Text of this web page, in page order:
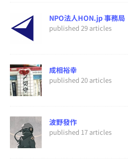
NPO法人HON.jp 事務局
published 29 articles
成相裕幸
published 20 articles
波野發作
published 17 articles